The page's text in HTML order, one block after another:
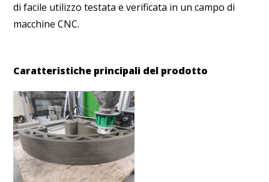
di facile utilizzo testata e verificata in un campo di
macchine CNC.
Caratteristiche principali del prodotto